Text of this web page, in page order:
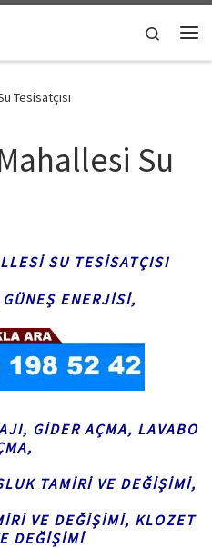
Search
Tesisatçısı
Su
SU TESISATÇISI
GÜNEŞ ENERJISI,
GIDER AÇMA, LAVABO
TAMIRI VE DEĞIŞIMI,
VE DEĞIŞIMI, KLOZET
DEĞIŞIMI